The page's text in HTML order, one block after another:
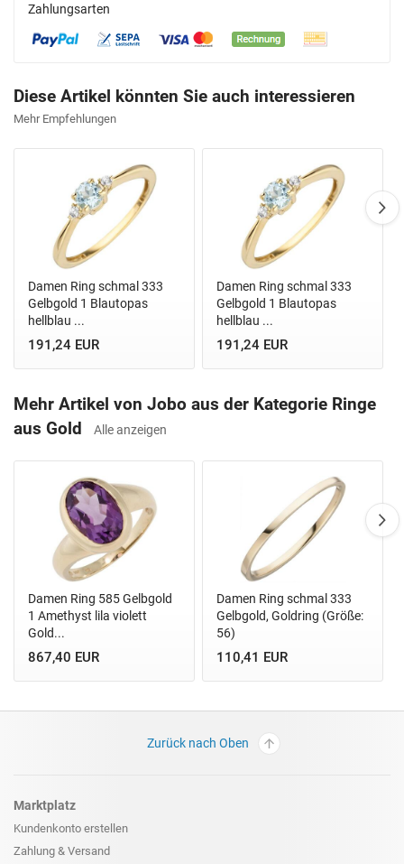
Zahlungsarten
Diese Artikel könnten Sie auch interessieren
Mehr Empfehlungen
Damen Ring schmal 333
Gelbgold 1 Blautopas
hellblau ...
191,24 EUR
Damen Ring schmal 333
Gelbgold 1 Blautopas
hellblau ...
191,24 EUR
Mehr Artikel von Jobo aus der Kategorie Ringe
aus Gold
Alle anzeigen
Damen Ring 585 Gelbgold
1 Amethyst lila violett
Gold...
867,40 EUR
Damen Ring schmal 333
Gelbgold, Goldring (Größe:
56)
110,41 EUR
Zurück nach Oben
Marktplatz
Kundenkonto erstellen
Zahlung & Versand